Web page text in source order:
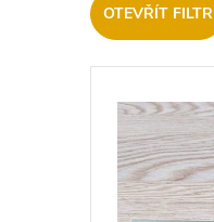
e
OTEVŘÍT FILTR
V